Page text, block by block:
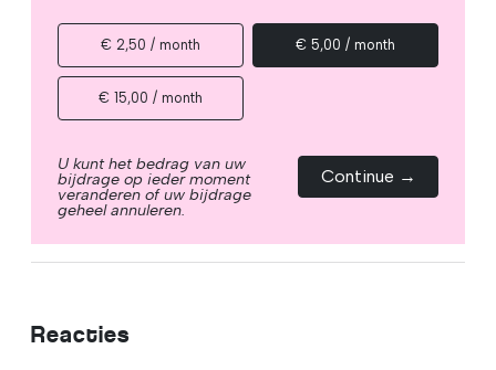
€ 2,50 / month € 5,00 / month
€ 15,00 / month
U kunt het bedrag van uw
bijdrage op ieder moment
veranderen of uw bijdrage
geheel annuleren.
Continue →
Reacties